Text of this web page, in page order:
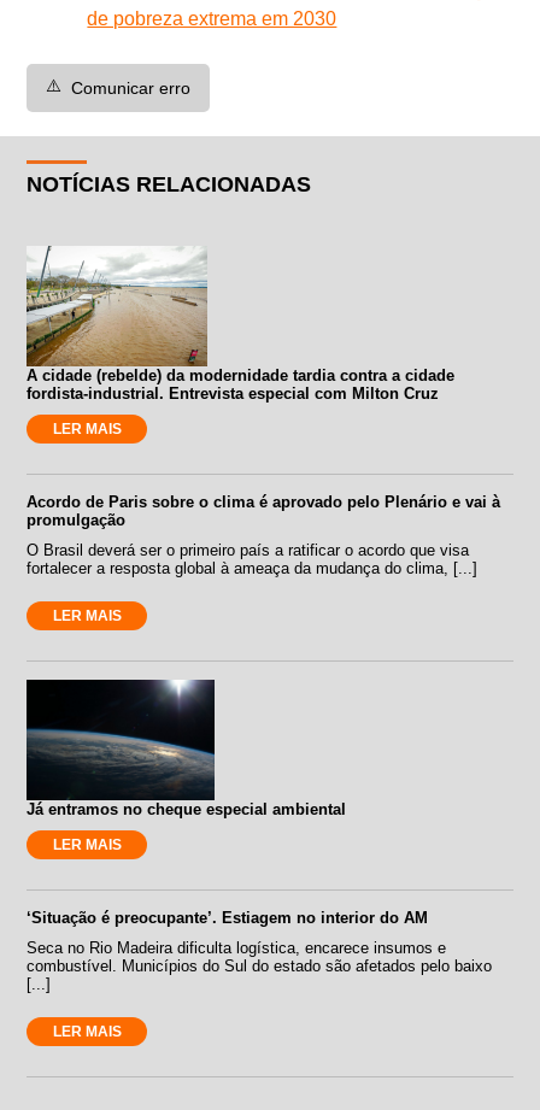
de pobreza extrema em 2030
⚠️ Comunicar erro
NOTÍCIAS RELACIONADAS
A cidade (rebelde) da modernidade tardia contra a cidade
fordista-industrial. Entrevista especial com Milton Cruz
LER MAIS
Acordo de Paris sobre o clima é aprovado pelo Plenário e vai à
promulgação
O Brasil deverá ser o primeiro país a ratificar o acordo que visa
fortalecer a resposta global à ameaça da mudança do clima, [...]
LER MAIS
Já entramos no cheque especial ambiental
LER MAIS
‘Situação é preocupante’. Estiagem no interior do AM
Seca no Rio Madeira dificulta logística, encarece insumos e
combustível. Municípios do Sul do estado são afetados pelo baixo
[...]
LER MAIS